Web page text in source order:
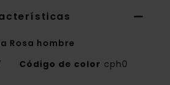
Rosa hombre
Código de color cph0